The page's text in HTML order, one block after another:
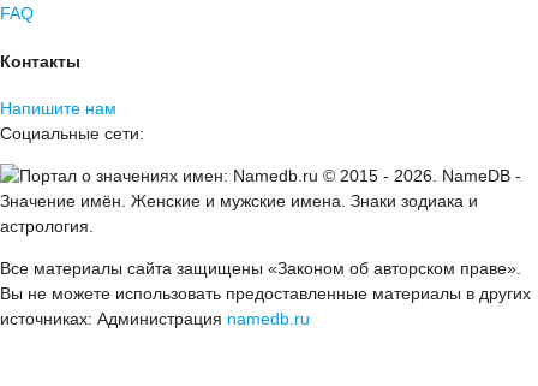
FAQ
Контакты
Напишите нам
Социальные сети:
© 2015 - 2026. NameDB -
Значение имён. Женские и мужские имена. Знаки зодиака и
астрология.
Все материалы сайта защищены «Законом об авторском праве».
Вы не можете использовать предоставленные материалы в других
источниках: Администрация namedb.ru